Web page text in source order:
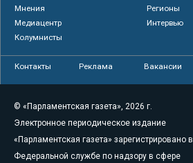
Мнения
Регионы
Медиацентр
Интервью
Колумнисты
Контакты Реклама Вакансии
© «Парламентская газета», 2026 г.
Электронное периодическое издание
«Парламентская газета» зарегистрировано в
Федеральной службе по надзору в сфере